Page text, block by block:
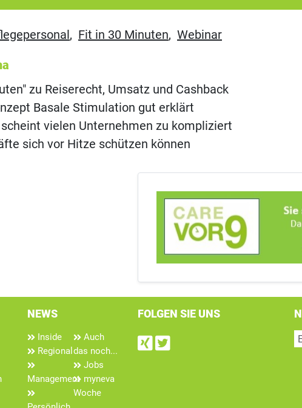
, Fit in 30 Minuten, Webinar
zu Reiserecht, Umsatz und Cashback
Basale Stimulation gut erklärt
vielen Unternehmen zu kompliziert
sich vor Hitze schützen können
NEWS
Inside
Regional
Management
Auch
das noch...
Jobs
myneva
Woche
FOLGEN SIE UNS
Find us on Xing
Follow us on